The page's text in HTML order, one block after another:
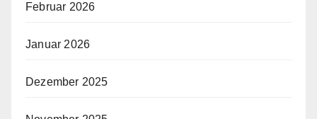
Februar 2026
Januar 2026
Dezember 2025